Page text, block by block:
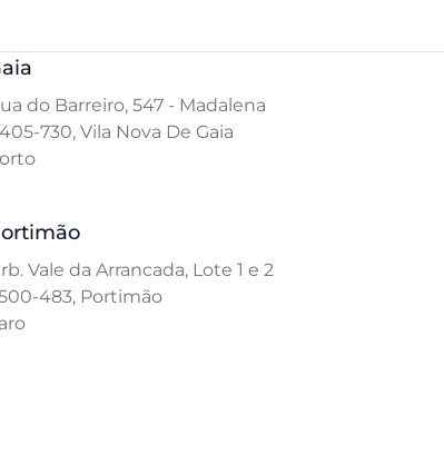
do Barreiro, 547 - Madalena
730, Vila Nova De Gaia
Vale da Arrancada, Lote 1 e 2
483, Portimão